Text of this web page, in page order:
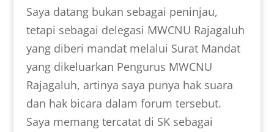
Saya datang bukan sebagai peninjau,
tetapi sebagai delegasi MWCNU Rajagaluh
yang diberi mandat melalui Surat Mandat
yang dikeluarkan Pengurus MWCNU
Rajagaluh, artinya saya punya hak suara
dan hak bicara dalam forum tersebut.
Saya memang tercatat di SK sebagai